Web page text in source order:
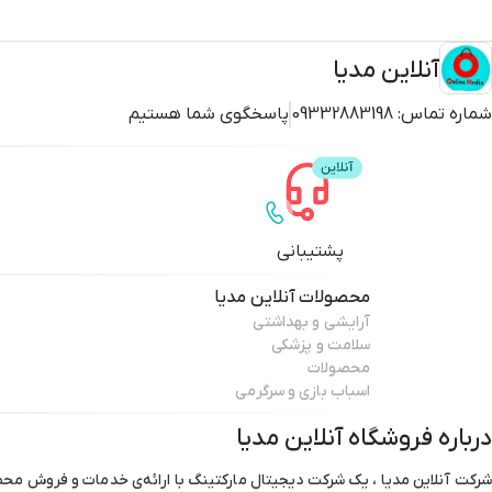
آنلاین مدیا
شماره تماس: 09332883198 پاسخگوی شما هستیم
پشتیبانی
محصولاتآنلاین مدیا
آرایشی و بهداشتی
سلامت و پزشکی
محصولات
اسباب بازی و سرگرمی
درباره فروشگاهآنلاین مدیا
شرکت آنلاین مدیا ، یک شرکت دیجیتال مارکتینگ با ارائه‌ی خدمات و فروش